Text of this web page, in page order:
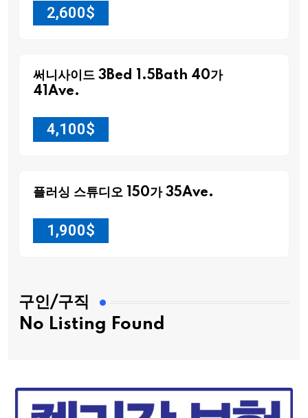
2,600$
써니사이드 3Bed 1.5Bath 40가
41Ave.
4,100$
플러싱 스튜디오 150가 35Ave.
1,900$
구인/구직
No Listing Found